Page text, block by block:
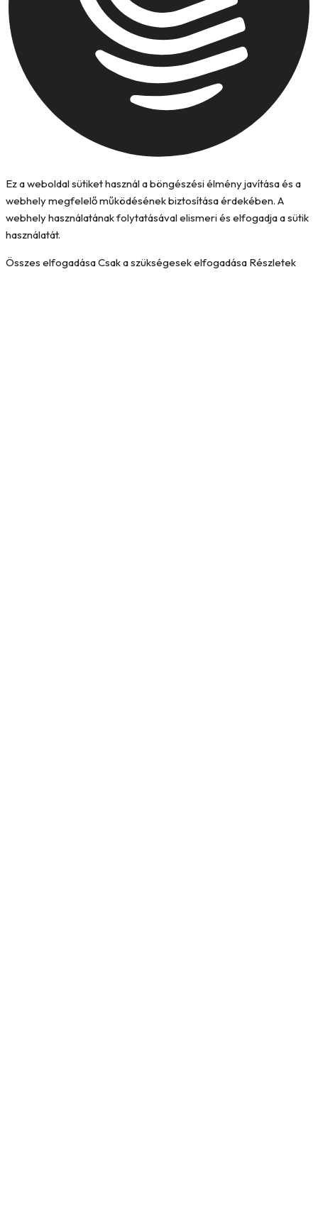
Ez a weboldal sütiket használ a böngészési élmény javítása és a
webhely megfelelő működésének biztosítása érdekében. A
webhely használatának folytatásával elismeri és elfogadja a sütik
használatát.
Összes elfogadásaCsak a szükségesek elfogadása Részletek